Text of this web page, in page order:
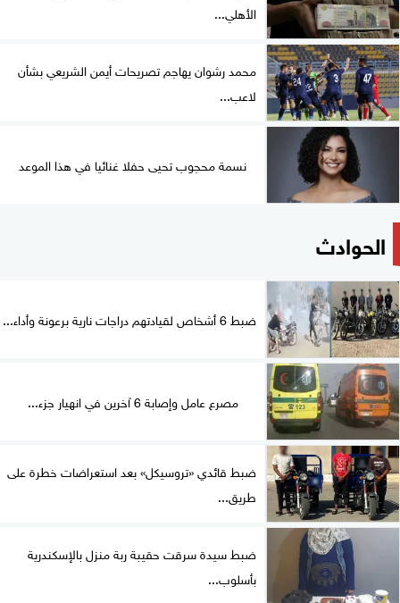
الأهلي...
محمد رشوان يهاجم تصريحات أيمن الشريعي بشأن
لاعب...
نسمة محجوب تحيى حفلا غنائيا في هذا الموعد
الحوادث
ضبط 6 أشخاص لقيادتهم دراجات نارية برعونة وأداء...
مصرع عامل وإصابة 6 آخرين في انهيار جزء...
ضبط قائدي «تروسيكل» بعد استعراضات خطرة على
طريق...
ضبط سيدة سرقت حقيبة ربة منزل بالإسكندرية
بأسلوب...